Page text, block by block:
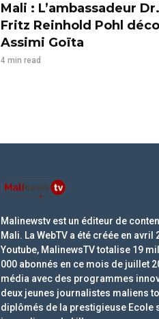
Mali : L’ambassadeur
Fritz Reinhold Pohl
Assimi Goïta
4 min read
Malinewstv est un éditeur de
Mali. La WebTV a été créée en avril
Youtube, MalinewsTV totalise 19
000 abonnés en ce mois de juillet
média avec des programmes
deux jeunes journalistes maliens
diplômés de la prestigieuse Ecole